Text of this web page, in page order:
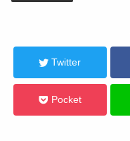
Twitter
Pocket